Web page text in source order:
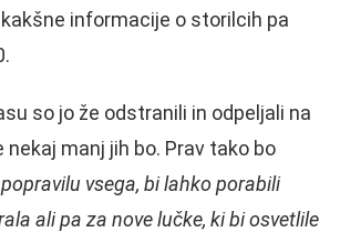
informacije o storilcih pa
so jo že odstranili in odpeljali na
manj jih bo. Prav tako bo
vsega, bi lahko porabili
ali pa za nove lučke, ki bi osvetlile